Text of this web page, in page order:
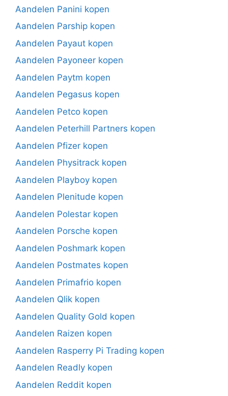
Aandelen Panini kopen
Aandelen Parship kopen
Aandelen Payaut kopen
Aandelen Payoneer kopen
Aandelen Paytm kopen
Aandelen Pegasus kopen
Aandelen Petco kopen
Aandelen Peterhill Partners kopen
Aandelen Pfizer kopen
Aandelen Physitrack kopen
Aandelen Playboy kopen
Aandelen Plenitude kopen
Aandelen Polestar kopen
Aandelen Porsche kopen
Aandelen Poshmark kopen
Aandelen Postmates kopen
Aandelen Primafrio kopen
Aandelen Qlik kopen
Aandelen Quality Gold kopen
Aandelen Raizen kopen
Aandelen Rasperry Pi Trading kopen
Aandelen Readly kopen
Aandelen Reddit kopen